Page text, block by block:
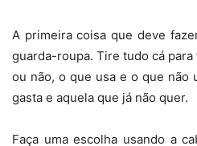
A primeira coisa que deve
guarda-roupa. Tire tudo cá
ou não, o que usa e o que não
gasta e aquela que já não quer.
Faça uma escolha usando a